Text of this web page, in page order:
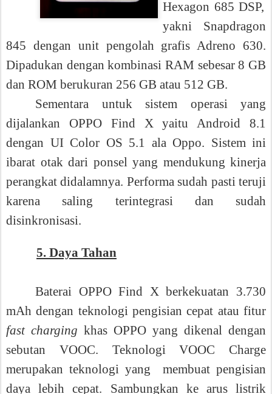
Hexagon 685 DSP,
yakni Snapdragon
845 dengan unit pengolah grafis Adreno 630.
Dipadukan dengan kombinasi RAM sebesar 8 GB
dan ROM berukuran 256 GB atau 512 GB.
Sementara untuk sistem operasi yang
dijalankan OPPO Find X yaitu Android 8.1
dengan UI Color OS 5.1 ala Oppo. Sistem ini
ibarat otak dari ponsel yang mendukung kinerja
perangkat didalamnya. Performa sudah pasti teruji
karena saling terintegrasi dan sudah
disinkronisasi.
5. Daya Tahan
Baterai OPPO Find X berkekuatan 3.730
mAh dengan teknologi pengisian cepat atau fitur
fast charging khas OPPO yang dikenal dengan
sebutan VOOC. Teknologi VOOC Charge
merupakan teknologi yang
membuat pengisian
daya lebih cepat. Sambungkan ke arus listrik